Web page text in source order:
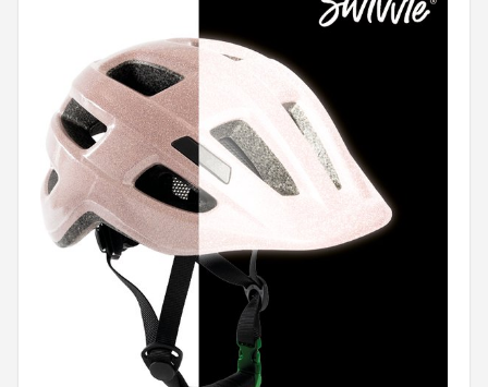
Shop
POPULAIRE MERKEN
Basil
Volare